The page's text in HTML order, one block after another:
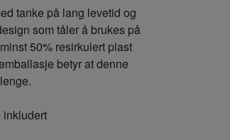
tanke på lang levetid og
som tåler å brukes på
50% resirkulert plast
betyr at denne
inkludert